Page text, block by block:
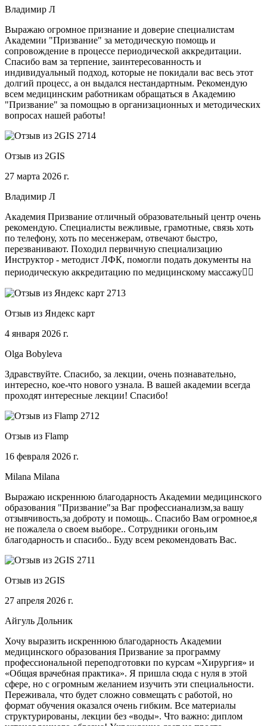
Владимир Л
Выражаю огромное признание и доверие специалистам
Академии "Призвание" за методическую помощь и
сопровождение в процессе периодической аккредитации.
Спасибо вам за терпение, заинтересованность и
индивидуальный подход, которые не покидали вас весь этот
долгий процесс, а он выдался нестандартным. Рекомендую
всем медицинским работникам обращаться в Академию
"Призвание" за помощью в организационных и методических
вопросах нашей работы!
Отзыв из 2GIS
27 марта 2026 г.
Владимир Л
Академия Призвание отличный образовательный центр очень
рекомендую. Специалисты вежливые, грамотные, связь хоть
по телефону, хоть по месенжерам, отвечают быстро,
перезванивают. Походил первичную специализацию
Инструктор - методист ЛФК, помогли подать документы на
периодическую аккредитацию по медицинскому массажу🧑‍⚕️
Отзыв из Яндекс карт
4 января 2026 г.
Olga Bobyleva
Здравствуйте. Спасибо, за лекции, очень познавательно,
интересно, кое-что нового узнала. В вашей академии всегда
проходят интересные лекции! Спасибо!
Отзыв из Flamp
16 февраля 2026 г.
Milana Milana
Выражаю искреннюю благодарность Академии медицинского
образования "Призвание"за Ваг профессианализм,за вашу
отзывчивость,за доброту и помощь.. Спасибо Вам огромное,я
не пожалела о своем выборе.. Сотрудники огонь,им
благодарность и спасибо.. Буду всем рекомендовать Вас.
Отзыв из 2GIS
27 апреля 2026 г.
Айгуль Дольник
Хочу выразить искреннюю благодарность Академии
медицинского образования Призвание за программу
профессиональной переподготовки по курсам «Хирургия» и
«Общая врачебная практика». Я пришла сюда с нуля в этой
сфере, но с огромным желанием изучить эти специальности.
Переживала, что будет сложно совмещать с работой, но
формат обучения оказался очень гибким. Все материалы
структурированы, лекции без «воды». Что важно: диплом